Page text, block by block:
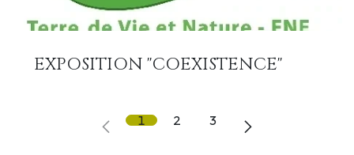
EXPOSITION "COEXISTENCE"
1 2 3